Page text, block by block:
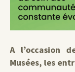
A l’occasion
Musées, les